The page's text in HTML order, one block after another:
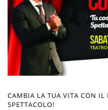
CAMBIA LA TUA VITA CON
SPETTACOLO!